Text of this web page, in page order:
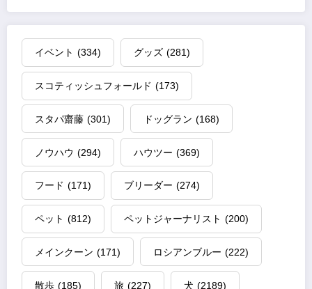
イベント (334) グッズ (281)
スコティッシュフォールド (173)
スタパ齋藤 (301) ドッグラン (168)
ノウハウ (294) ハウツー (369)
フード (171) ブリーダー (274)
ペット (812) ペットジャーナリスト (200)
メインクーン (171) ロシアンブルー (222)
散歩 (185) 旅 (227) 犬 (2189)